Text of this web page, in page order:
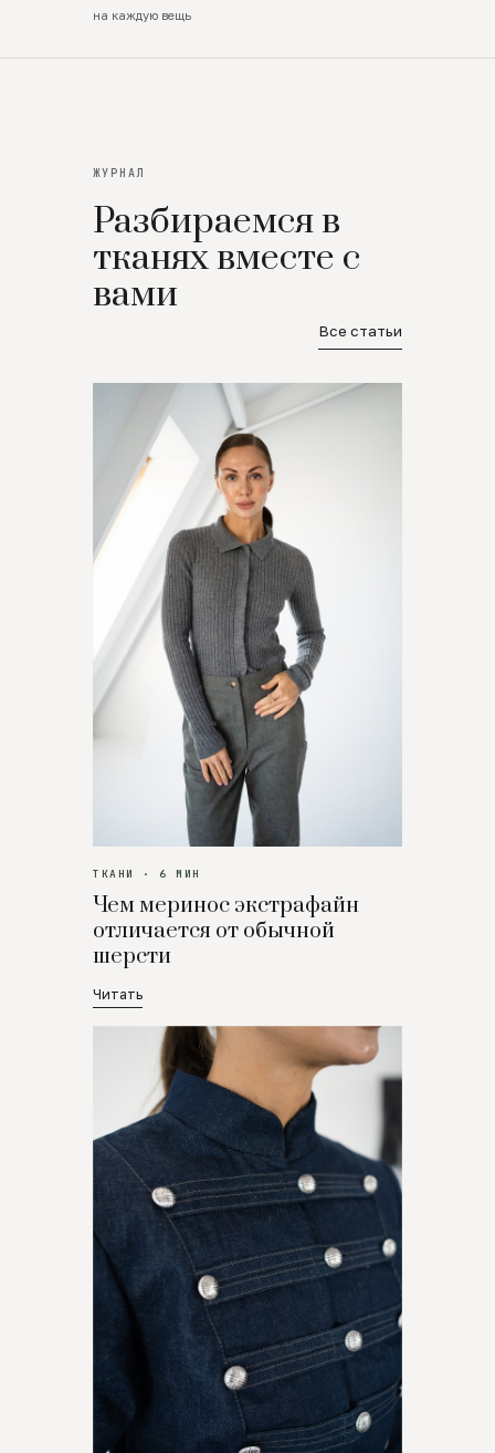
на каждую вещь
ЖУРНАЛ
Разбираемся в
тканях вместе с
вами
Все статьи
ТКАНИ · 6 МИН
Чем меринос экстрафайн
отличается от обычной
шерсти
Читать